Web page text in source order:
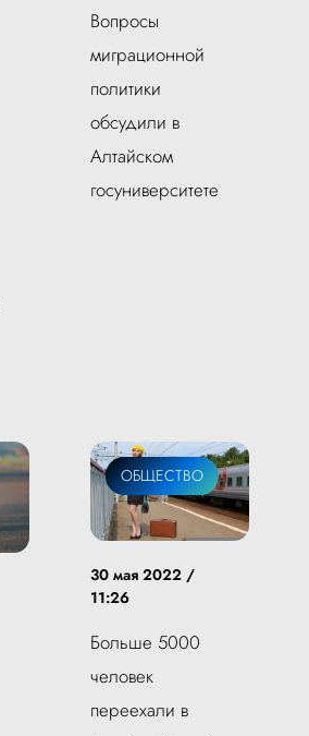
Вопросы
миграционной
политики
обсудили в
Алтайском
госуниверситете
ОБЩЕСТВО
30 мая 2022 /
11:26
Больше 5000
человек
переехали в